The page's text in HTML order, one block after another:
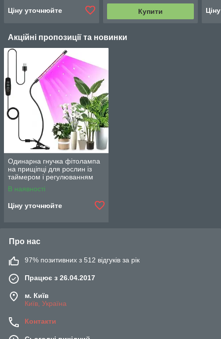
Ціну уточнюйте Купити
Акційні пропозиції та новинки
Одинарна гнучка фітолампа
на прищіпці для рослин із
таймером і регулюванням
яскравості
В наявності
Ціну уточнюйте
Про нас
97% позитивних з 512 відгуків за рік
Працює з 26.04.2017
м. Київ
Київ, Україна
Контакти